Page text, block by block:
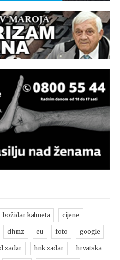
božidar kalmeta cijene
dhmz eu foto google
zadar hnk zadar hrvatska